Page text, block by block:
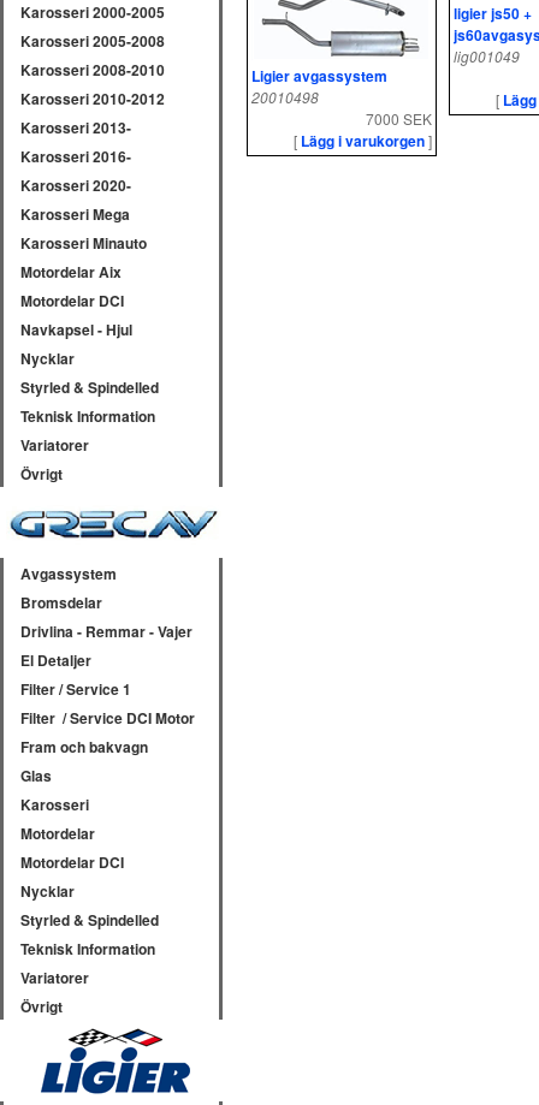
Karosseri 2000-2005
Karosseri 2005-2008
Karosseri 2008-2010
Karosseri 2010-2012
Karosseri 2013-
Karosseri 2016-
Karosseri 2020-
Karosseri Mega
Karosseri Minauto
Motordelar Aix
Motordelar DCI
Navkapsel - Hjul
Nycklar
Styrled & Spindelled
Teknisk Information
Variatorer
Övrigt
Avgassystem
Bromsdelar
Drivlina - Remmar - Vajer
El Detaljer
Filter / Service 1
Filter / Service DCI Motor
Fram och bakvagn
Glas
Karosseri
Motordelar
Motordelar DCI
Nycklar
Styrled & Spindelled
Teknisk Information
Variatorer
Övrigt
Ligier avgassystem
20010498
7000 SEK
[ Lägg i varukorgen]
ligier js50 +
lig001049
[